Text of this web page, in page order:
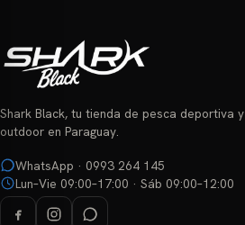
Shark Black, tu tienda de pesca deportiva y
outdoor en Paraguay.
WhatsApp · 0993 264 145
Lun–Vie 09:00–17:00 · Sáb 09:00–12:00